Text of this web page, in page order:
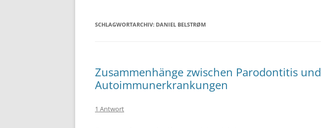
SCHLAGWORTARCHIV: DANIEL BELSTRØM
Zusammenhänge zwischen Parodontitis und
Autoimmunerkrankungen
1 Antwort